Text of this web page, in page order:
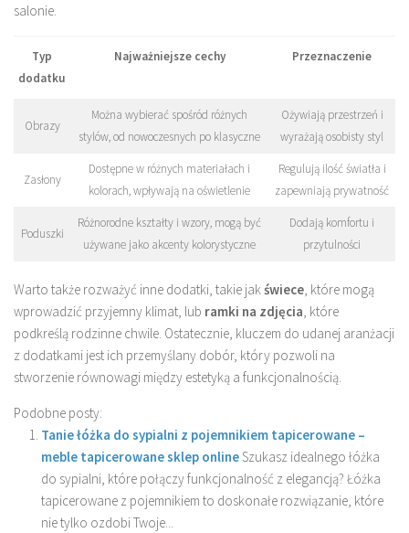
salonie.
Typ
dodatku
Najważniejsze cechy Przeznaczenie
Obrazy
Można wybierać spośród różnych
stylów, od nowoczesnych po klasyczne
Ożywiają przestrzeń i
wyrażają osobisty styl
Zasłony
Dostępne w różnych materiałach i
kolorach, wpływają na oświetlenie
Regulują ilość światła i
zapewniają prywatność
Poduszki
Różnorodne kształty i wzory, mogą być
używane jako akcenty kolorystyczne
Dodają komfortu i
przytulności
Warto także rozważyć inne dodatki, takie jakświece, które mogą
wprowadzić przyjemny klimat, lub ramki na zdjęcia, które
podkreślą rodzinne chwile. Ostatecznie, kluczem do udanej aranżacji
z dodatkami jest ich przemyślany dobór, który pozwoli na
stworzenie równowagi między estetyką a funkcjonalnością.
Podobne posty:
Tanie łóżka do sypialni z pojemnikiem tapicerowane –
meble tapicerowane sklep onlineSzukasz idealnego łóżka
do sypialni, które połączy funkcjonalność z elegancją? Łóżka
tapicerowane z pojemnikiem to doskonałe rozwiązanie, które
nie tylko ozdobi Twoje...